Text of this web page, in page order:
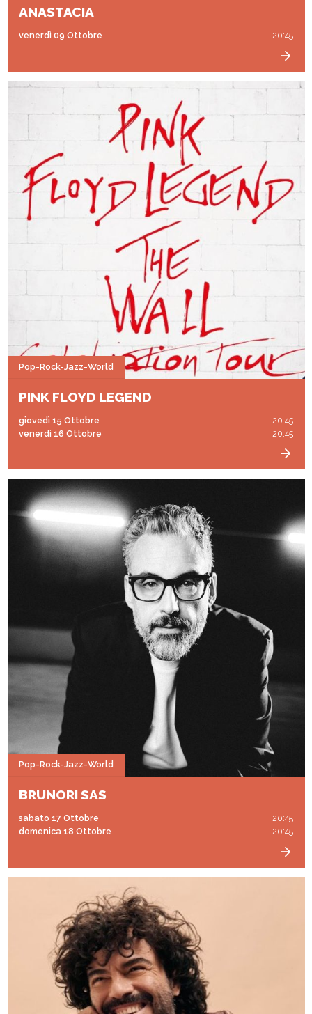
ANASTACIA
venerdì 09 Ottobre 20:45
Pop-Rock-Jazz-World
PINK FLOYD LEGEND
giovedì 15 Ottobre
20:45
venerdì 16 Ottobre
20:45
Pop-Rock-Jazz-World
BRUNORI SAS
sabato 17 Ottobre
20:45
domenica 18 Ottobre
20:45